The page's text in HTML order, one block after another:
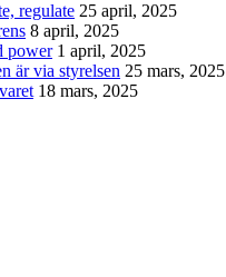
regulate 25 april, 2025
8 april, 2025
power 1 april, 2025
är via styrelsen 25 mars, 2025
18 mars, 2025